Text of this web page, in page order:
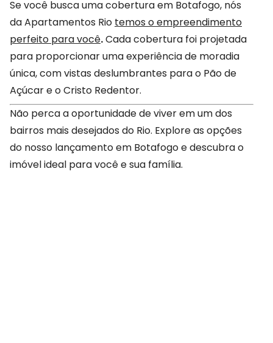
Se você busca uma cobertura em Botafogo, nós
da Apartamentos Rio temos o empreendimento
perfeito para você.Cada cobertura foi projetada
para proporcionar uma experiência de moradia
única, com vistas deslumbrantes para o Pão de
Açúcar e o Cristo Redentor.
Não perca a oportunidade de viver em um dos
bairros mais desejados do Rio. Explore as opções
do nosso lançamento em Botafogo e descubra o
imóvel ideal para você e sua família.